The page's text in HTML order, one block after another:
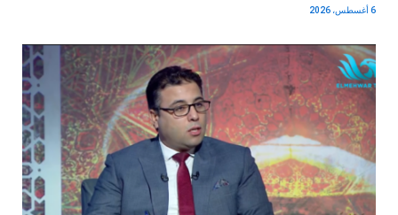
6 أغسطس، 2026